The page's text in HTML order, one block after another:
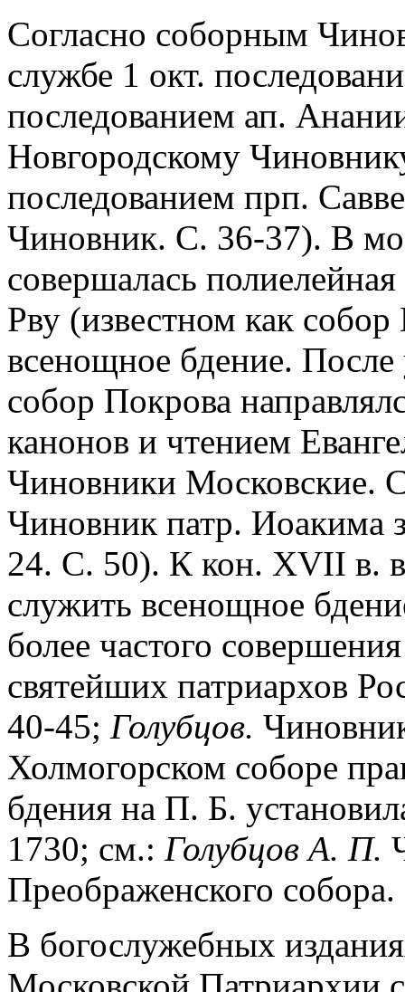
Согласно соборным
службе 1 окт.
последованием ап.
Новгородскому
последованием прп.
Чиновник. С. 36-37). В
совершалась
Рву (известном как
всенощное бдение. После
собор Покрова
канонов и чтением
Чиновники Московские.
Чиновник патр. Иоакима
24. С. 50). К кон. XVII в.
служить всенощное
более частого
святейших патриархов
40-45; Голубцов.
Холмогорском соборе
бдения на П. Б.
1730; см.: Голубцов А. П.
Преображенского
В богослужебных